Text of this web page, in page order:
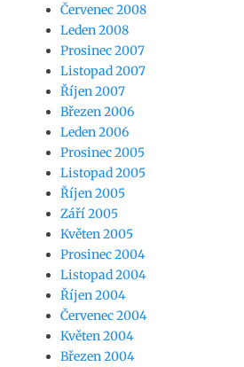
Červenec 2008
Leden 2008
Prosinec 2007
Listopad 2007
Říjen 2007
Březen 2006
Leden 2006
Prosinec 2005
Listopad 2005
Říjen 2005
Září 2005
Květen 2005
Prosinec 2004
Listopad 2004
Říjen 2004
Červenec 2004
Květen 2004
Březen 2004